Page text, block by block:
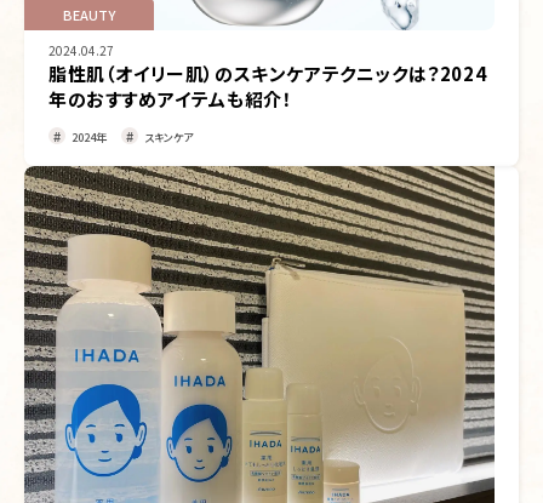
BEAUTY
2024.04.27
脂性肌（オイリー肌）のスキンケアテクニックは？2024
年のおすすめアイテムも紹介！
2024年 スキンケア